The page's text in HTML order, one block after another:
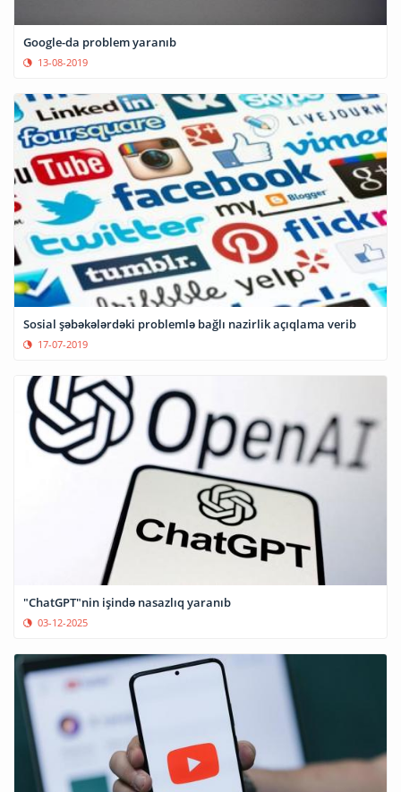
Google-da problem yaranıb
13-08-2019
Sosial şəbəkələrdəki problemlə bağlı nazirlik açıqlama verib
17-07-2019
"ChatGPT"nin işində nasazlıq yaranıb
03-12-2025